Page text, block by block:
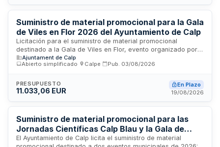
financiera y técnica, así como clasificación empresarial.
Suministro de material promocional para la Gala
de Viles en Flor 2026 del Ayuntamiento de Calp
Licitación para el suministro de material promocional
destinado a la Gala de Viles en Flor, evento organizado por
el Ayuntamiento de Calp en Alicante. Se trata de un contrato
de suministro bajo procedimiento abierto simplificado
exclusivamente el precio más bajo. El contrato incluye la
totalidad de los lotes con un plazo de ejecución de treinta
prórroga.
Ajuntament de Calp
Abierto simplificado
Calpe Pub. 03/08/2026
PRESUPUESTO
11.033,06 EUR
En Plazo
19/08/2026
Suministro de material promocional para las
Jornadas Científicas Calp Blau y la Gala de
Viles en Flor 2026 del Ayuntamiento de Calp
El Ayuntamiento de Calp licita el suministro de material